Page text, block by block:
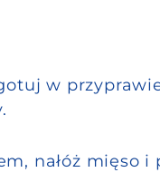
w
nałóż mięso